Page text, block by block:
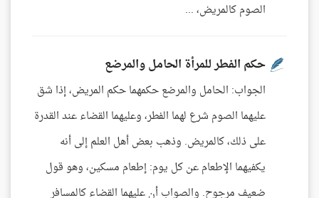
الصوم كالمريض، ...
حكم الفطر للمرأة الحامل والمرضع
الجواب: الحامل والمرضع حكمهما حكم المريض، إذا شق
عليهما الصوم شرع لهما الفطر، وعليهما القضاء عند القدرة
على ذلك، كالمريض. وذهب بعض أهل العلم إلى أنه
يكفيهما الإطعام عن كل يوم: إطعام مسكين، وهو قول
ضعيف مرجوح. والصواب أن عليهما القضاء كالمسافر